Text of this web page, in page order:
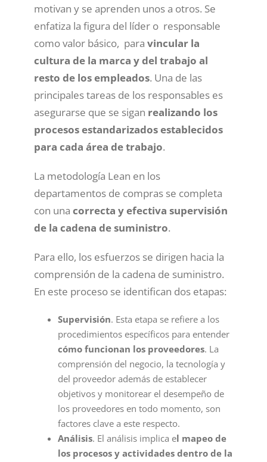
motivan y se aprenden unos a otros. Se
enfatiza la figura del líder o responsable
como valor básico, para vincular la
cultura de la marca y del trabajo al
resto de los empleados. Una de las
principales tareas de los responsables es
asegurarse que se sigan realizando los
procesos estandarizados establecidos
para cada área de trabajo.
La metodología Lean en los
departamentos de compras se completa
con una correcta y efectiva supervisión
de la cadena de suministro.
Para ello, los esfuerzos se dirigen hacia la
comprensión de la cadena de suministro.
En este proceso se identifican dos etapas:
Supervisión. Esta etapa se refiere a los
procedimientos específicos para entender
cómo funcionan los proveedores. La
comprensión del negocio, la tecnología y
del proveedor además de establecer
objetivos y monitorear el desempeño de
los proveedores en todo momento, son
factores clave a este respecto.
Análisis. El análisis implica el mapeo de
los procesos y actividades dentro de la